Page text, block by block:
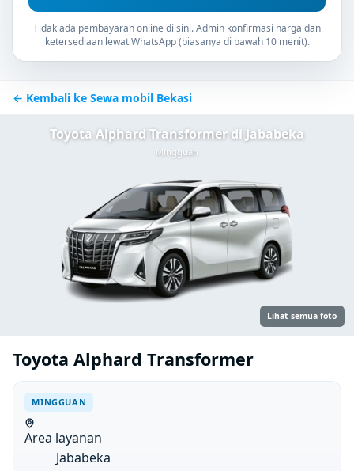
Tidak ada pembayaran online di sini. Admin konfirmasi harga dan
ketersediaan lewat WhatsApp (biasanya di bawah 10 menit).
← Kembali ke Sewa mobil Bekasi
Toyota Alphard Transformer di Jababeka
Mingguan
Lihat semua foto
Toyota Alphard Transformer
MINGGUAN
Area layanan
Jababeka